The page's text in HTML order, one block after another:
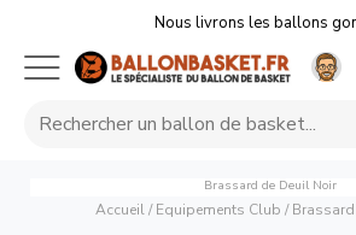
Nous livrons les ballons
Brassard de Deuil Noir
Accueil/ Equipements Club /